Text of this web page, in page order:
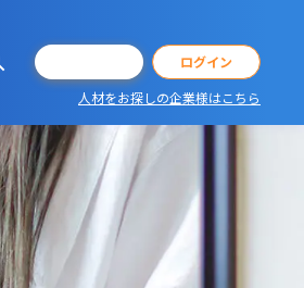
ログイン
人材をお探しの企業様はこちら